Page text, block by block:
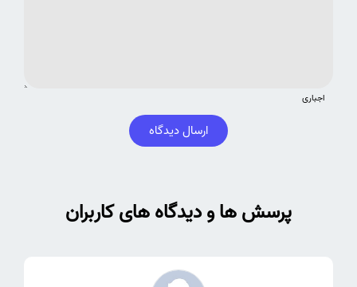
اجباری
ارسال دیدگاه
پرسش ها و دیدگاه های کاربران